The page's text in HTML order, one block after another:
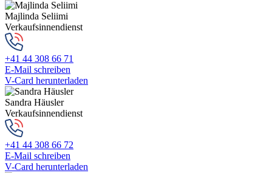
Majlinda Seliimi
Verkaufsinnendienst
+41 44 308 66 71
E-Mail schreiben
V-Card herunterladen
Sandra Häusler
Verkaufsinnendienst
+41 44 308 66 72
E-Mail schreiben
V-Card herunterladen